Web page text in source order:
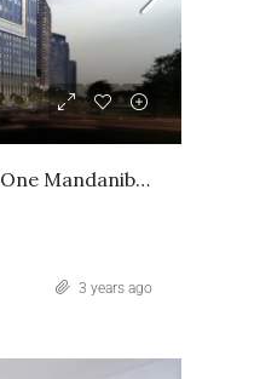
超稀少お買い得物件 One Mandanibay Phase2 Tower4 Office Unit
3 years ago